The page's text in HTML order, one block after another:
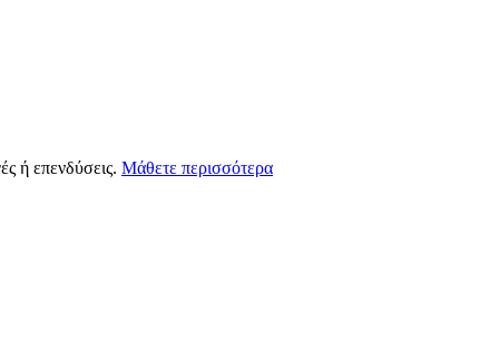
ή επενδύσεις. Μάθετε περισσότερα